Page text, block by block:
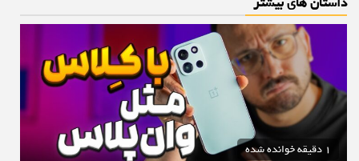
1 دقیقه خوانده شده